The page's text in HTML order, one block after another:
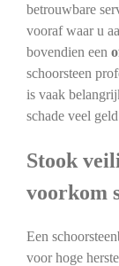
betrouwbare
vooraf waar u
bovendien een
schoorsteen
is vaak
schade veel
Stook
voorkom
Een
voor hoge